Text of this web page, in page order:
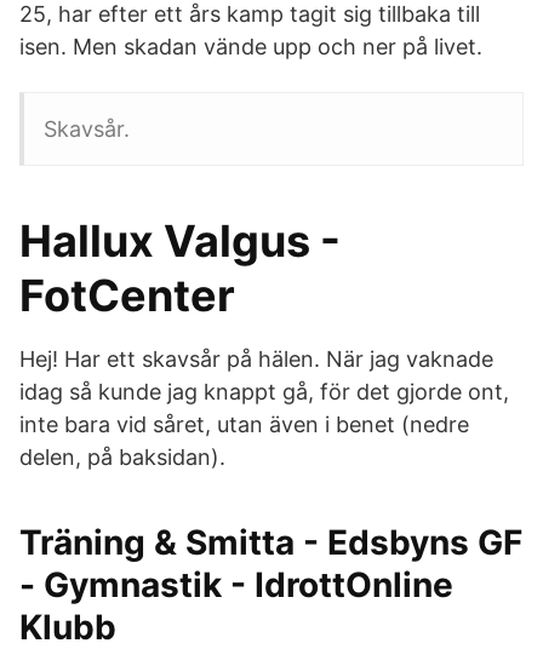
25, har efter ett års kamp tagit sig tillbaka till
isen. Men skadan vände upp och ner på livet.
Skavsår.
Hallux Valgus -
FotCenter
Hej! Har ett skavsår på hälen. När jag vaknade
idag så kunde jag knappt gå, för det gjorde ont,
inte bara vid såret, utan även i benet (nedre
delen, på baksidan).
Träning & Smitta - Edsbyns GF
- Gymnastik - IdrottOnline
Klubb